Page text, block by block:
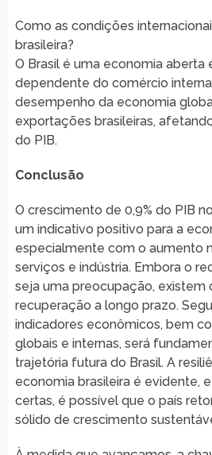
Como as condições
brasileira?
O Brasil é uma economia aberta
dependente do comércio
desempenho da economia
exportações brasileiras,
do PIB.
Conclusão
O crescimento de 0,9% do PIB
um indicativo positivo para a
especialmente com o aumento
serviços e indústria. Embora o
seja uma preocupação, existem
recuperação a longo prazo.
indicadores econômicos, bem
globais e internas, será
trajetória futura do Brasil. A
economia brasileira é evidente,
certas, é possível que o país
sólido de crescimento